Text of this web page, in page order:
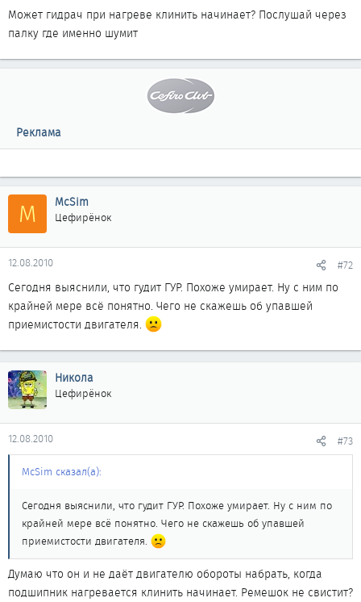
Может гидрач при нагреве клинить начинает? Послушай через
палку где именно шумит
Реклама
M McSim
Цефирёнок
12.08.2010 #72
Сегодня выяснили, что гудит ГУР. Похоже умирает. Ну с ним по
крайней мере всё понятно. Чего не скажешь об упавшей
приемистости двигателя.
Никола
Цефирёнок
12.08.2010 #73
McSim сказал(а):
Сегодня выяснили, что гудит ГУР. Похоже умирает. Ну с ним по
крайней мере всё понятно. Чего не скажешь об упавшей
приемистости двигателя.
Думаю что он и не даёт двигателю обороты набрать, когда
подшипник нагревается клинить начинает. Ремешок не свистит?